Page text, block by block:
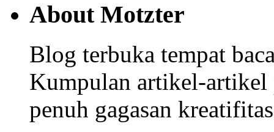
About Motzter
Blog terbuka tempat
Kumpulan artikel-artikel
penuh gagasan